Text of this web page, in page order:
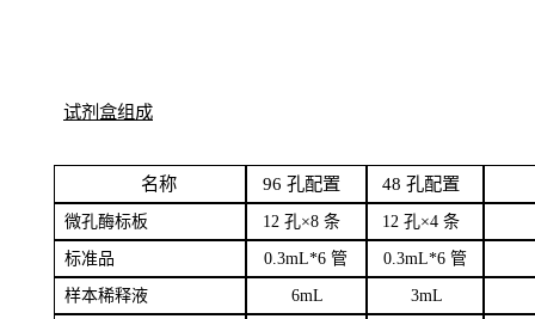
试剂盒组成
名称 96 孔配置 48 孔配置
微孔酶标板 12 孔×8 条 12 孔×4 条
标准品 0.3mL*6 管 0.3mL*6 管
样本稀释液 6mL 3mL